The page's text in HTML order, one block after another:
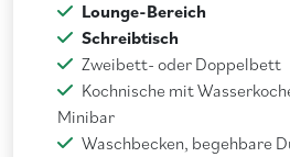
Lounge-Bereich
Schreibtisch
Zweibett- oder Doppelbett
Kochnische mit
Minibar
Waschbecken, begehbare